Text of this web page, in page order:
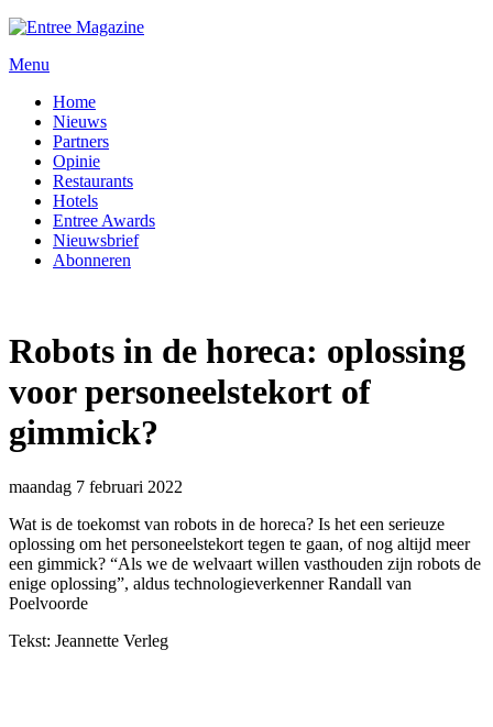
Menu
Home
Nieuws
Partners
Opinie
Restaurants
Hotels
Entree Awards
Nieuwsbrief
Abonneren
Robots in de horeca: oplossing
voor personeelstekort of
gimmick?
maandag 7 februari 2022
Wat is de toekomst van robots in de horeca? Is het een serieuze
oplossing om het personeelstekort tegen te gaan, of nog altijd meer
een gimmick? “Als we de welvaart willen vasthouden zijn robots de
enige oplossing”, aldus technologieverkenner Randall van
Poelvoorde
Tekst: Jeannette Verleg